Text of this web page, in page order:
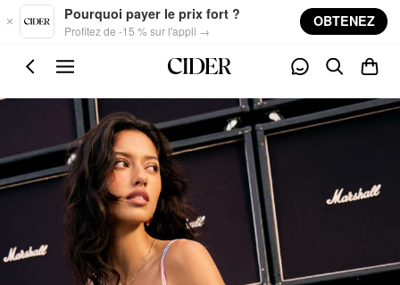
Skip to main content
Pourquoi payer le prix fort ?
Profitez de -15 % sur l'appli →
OBTENEZ